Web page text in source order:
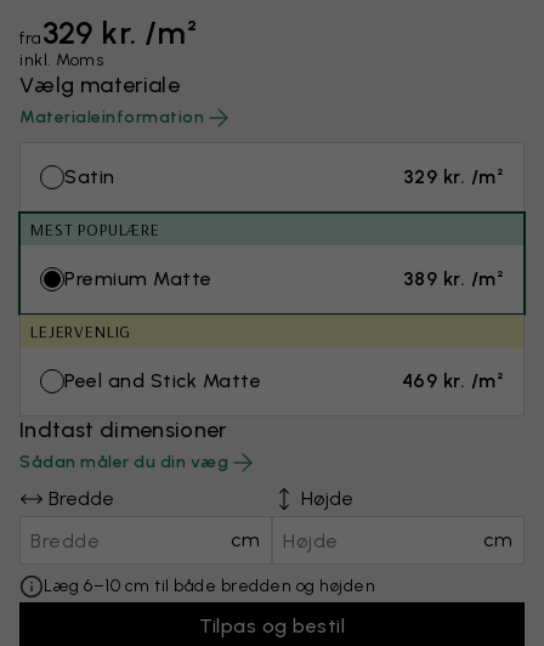
fra329 kr. /m²
inkl. Moms
Vælg materiale
Materialeinformation
Satin 329 kr. /m²
MEST POPULÆRE
Premium Matte 389 kr. /m²
LEJERVENLIG
Peel and Stick Matte 469 kr. /m²
Indtast dimensioner
Sådan måler du din væg
Bredde
cm
Højde
cm
Læg 6–10 cm til både bredden og højden
Tilpas og bestil